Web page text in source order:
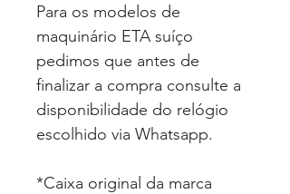
Para os modelos de
maquinário ETA suíço
pedimos que antes de
finalizar a compra consulte a
disponibilidade do relógio
escolhido via Whatsapp.
*Caixa original da marca